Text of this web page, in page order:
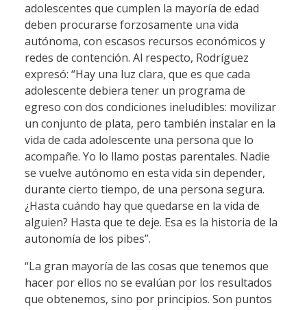
adolescentes que cumplen la mayoría de edad
deben procurarse forzosamente una vida
autónoma, con escasos recursos económicos y
redes de contención. Al respecto, Rodríguez
expresó: “Hay una luz clara, que es que cada
adolescente debiera tener un programa de
egreso con dos condiciones ineludibles: movilizar
un conjunto de plata, pero también instalar en la
vida de cada adolescente una persona que lo
acompañe. Yo lo llamo postas parentales. Nadie
se vuelve autónomo en esta vida sin depender,
durante cierto tiempo, de una persona segura.
¿Hasta cuándo hay que quedarse en la vida de
alguien? Hasta que te deje. Esa es la historia de la
autonomía de los pibes”.
“La gran mayoría de las cosas que tenemos que
hacer por ellos no se evalúan por los resultados
que obtenemos, sino por principios. Son puntos